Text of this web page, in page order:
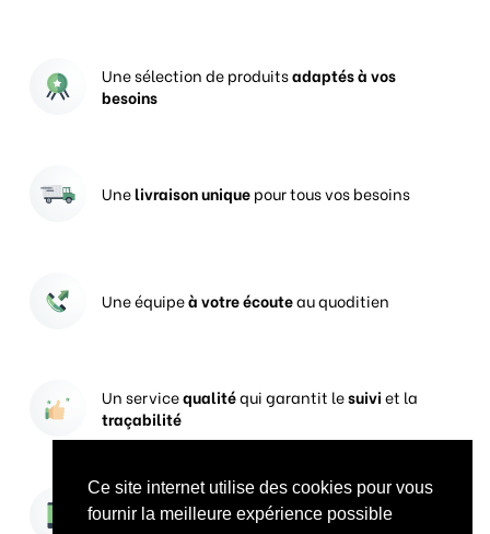
Ce site internet utilise des cookies pour vous
fournir la meilleure expérience possible
Une sélection de produitsadaptés à vos
besoins
Unelivraison uniquepour tous vos besoins
Une équipeà votre écouteau quoditien
Un servicequalitéqui garantit lesuiviet la
traçabilité
Vos prises de commandesouvertes 24h/24